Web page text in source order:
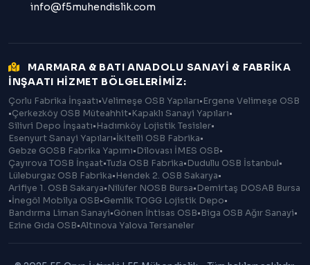
info@f5muhendislik.com
MARMARA & BATI ANADOLU SANAYİ & FABRİKA
İNŞAATI HİZMET BÖLGELERİMİZ:
Çorlu Fabrika İnşaatı•Velimeşe OSB Yapıları•Ergene Velimeşe OSB
•Çerkezköy OSB Müteahhit•Kapaklı Sanayi Yapıları•
Silivri Depo İnşaatı•Hadımköy Lojistik Tesisler•
Esenyurt Sanayi Yapıları•İkitelli OSB Fabrika•
Gebze GOSB Fabrika Yapımı•Dilovası İMES OSB•
Çayırova TOSB İnşaat•Tuzla OSB Fabrika•Dudullu OSB İstanbul•
Lüleburgaz OSB Fabrika•Hendek 2. OSB Sakarya•
Arifiye 1. OSB Sakarya•Nilüfer NOSB Bursa•Demirtaş DOSAB Bursa
•İnegöl Mobilya OSB•Gemlik TOGG Lojistik Depo•
Bandırma Liman Sanayi•Gönen İhtisas OSB•Biga OSB Ağır Sanayi•
Ezine Gıda OSB•Altınova Yalova Tersaneler